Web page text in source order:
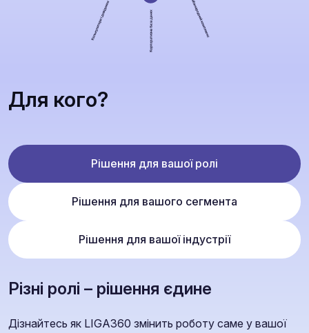
Для кого?
Рішення для вашої ролі
Рішення для вашого сегмента
Рішення для вашої індустрії
Різні ролі – рішення єдине
Дізнайтесь як LIGA360 змінить роботу саме у вашої